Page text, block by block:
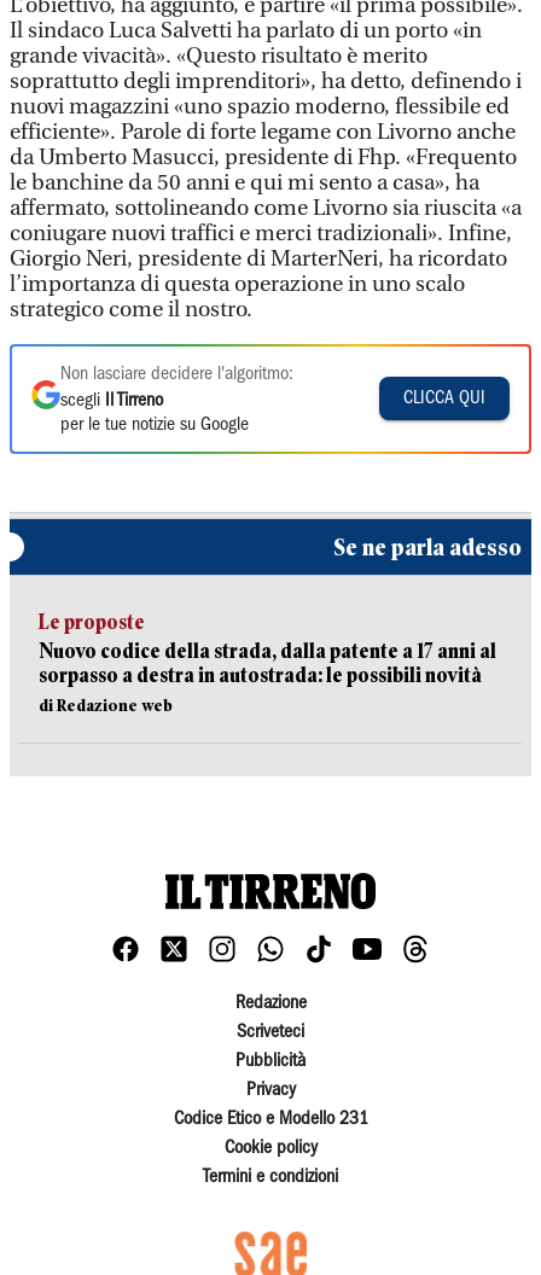
L’obiettivo, ha aggiunto, è partire «il prima possibile».
Il sindaco Luca Salvetti ha parlato di un porto «in
grande vivacità». «Questo risultato è merito
soprattutto degli imprenditori», ha detto, definendo i
nuovi magazzini «uno spazio moderno, flessibile ed
efficiente». Parole di forte legame con Livorno anche
da Umberto Masucci, presidente di Fhp. «Frequento
le banchine da 50 anni e qui mi sento a casa», ha
affermato, sottolineando come Livorno sia riuscita «a
coniugare nuovi traffici e merci tradizionali». Infine,
Giorgio Neri, presidente di MarterNeri, ha ricordato
l’importanza di questa operazione in uno scalo
strategico come il nostro.
Non lasciare decidere l'algoritmo:
scegli
Il Tirreno
per le tue notizie su Google
CLICCA QUI
Se ne parla adesso
Le proposte
Nuovo codice della strada, dalla patente a 17 anni al
sorpasso a destra in autostrada: le possibili novità
di Redazione web
Redazione
Scriveteci
Pubblicità
Privacy
Codice Etico e Modello 231
Cookie policy
Termini e condizioni